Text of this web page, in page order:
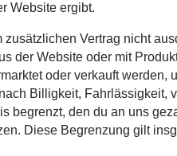
Website ergibt.
zusätzlichen Vertrag nicht
der Website oder mit
oder verkauft werden,
Billigkeit, Fahrlässigkeit,
begrenzt, den du an uns
Diese Begrenzung gilt